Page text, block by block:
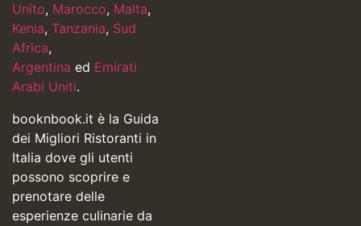
Unito, Marocco, Malta,
Kenia, Tanzania, Sud
Africa,
Argentina ed Emirati
Arabi Uniti.
booknbook.it è la Guida
dei Migliori Ristoranti in
Italia dove gli utenti
possono scoprire e
prenotare delle
esperienze culinarie da